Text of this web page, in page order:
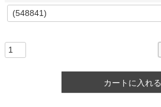
(
必
カートに入れる